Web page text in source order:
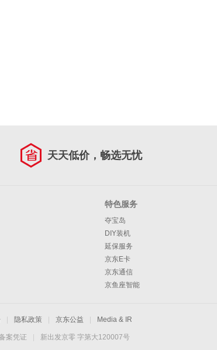
天天低价，畅选无忧
特色服务
夺宝岛
DIY装机
延保服务
京东E卡
京东通信
京鱼座智能
隐私政策 京东公益 Media & IR
案凭证
新出发京零 字第大120007号